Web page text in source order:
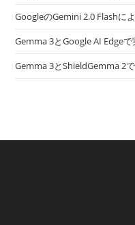
GoogleのGemini 2.0 Flashに
Gemma 3とGoogle AI Edge
Gemma 3とShieldGemma 2